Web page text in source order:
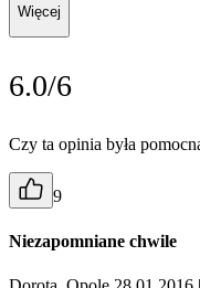
Więcej
6.0/6
Czy ta opinia była
9
Niezapomniane chwile